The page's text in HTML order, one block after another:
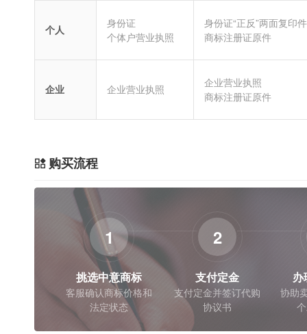
个人
身份证
个体户营业执照
身份证“正反”两面复印件
商标注册证原件
企业 企业营业执照
企业营业执照
商标注册证原件
购买流程
1
挑选中意商标
客服确认商标价格和
法定状态
2
支付定金
支付定金并签订代购
协议书
办
协助